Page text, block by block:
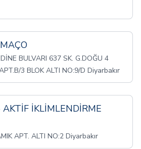
BULVARI 637 SK. G.DOĞU 4
3 BLOK ALTI NO:9/D Diyarbakır
İKLİMLENDİRME
APT. ALTI NO:2 Diyarbakır